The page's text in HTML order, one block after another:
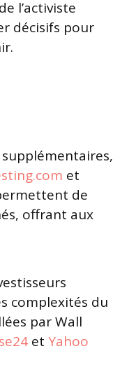
l’activiste
décisifs pour
et
de
offrant aux
complexités du
par Wall
et Yahoo